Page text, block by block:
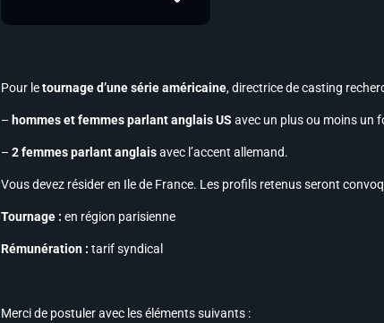
Pour letournage d’une série américaine, directrice de casting
– hommes et femmes parlant anglais US avec un plus ou moins un
– 2 femmes parlant anglaisavec l’accent allemand.
Vous devez résider en Ile de France. Les profils retenus seront
Tournage : en région parisienne
Rémunération : tarif syndical
Merci de postuler avec les éléments suivants :